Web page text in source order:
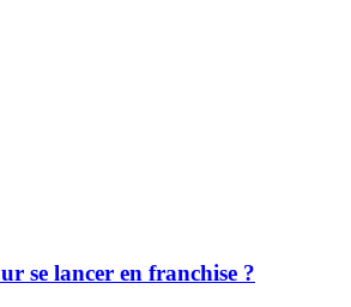
se lancer en franchise ?